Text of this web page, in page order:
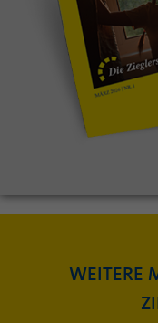
WEITERE